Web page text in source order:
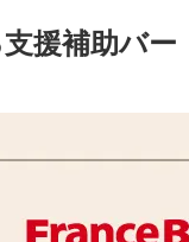
援補助バー